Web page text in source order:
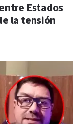
Estados
la tensión